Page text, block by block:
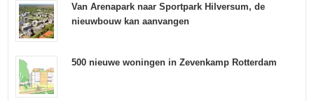
Van Arenapark naar Sportpark Hilversum, de
nieuwbouw kan aanvangen
500 nieuwe woningen in Zevenkamp Rotterdam